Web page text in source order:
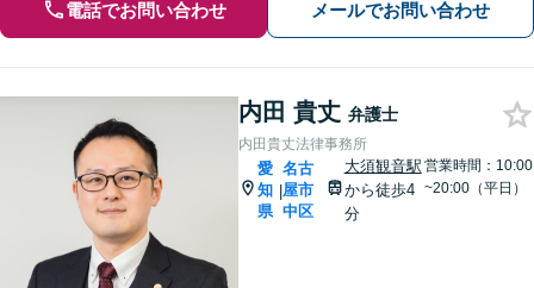
電話でお問い合わせ メールでお問い合わせ
内田 貴丈 弁護士
内田貴丈法律事務所
愛
知
県
|
名古
屋市
中区
大須観音駅
から徒歩4
分
営業時間：10:00
~20:00（平日）